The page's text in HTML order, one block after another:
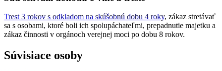
Trest 3 rokov s odkladom na skúšobnú dobu 4 roky, zákaz stretávať
sa s osobami, ktoré boli ich spolupáchateľmi, prepadnutie majetku a
zákaz činnosti v orgánoch verejnej moci po dobu 8 rokov.
Súvisiace osoby